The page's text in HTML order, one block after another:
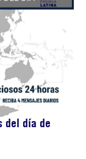
del día de